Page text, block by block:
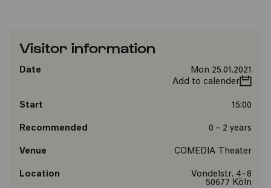
Visitor information
Date
Mon 25.01.2021
Add to calender
Start 15:00
Recommended 0 – 2 years
Venue COMEDIA Theater
Location
Vondelstr. 4-8
50677 Köln